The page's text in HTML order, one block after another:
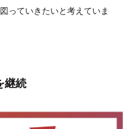
っていきたいと考えていま
継続